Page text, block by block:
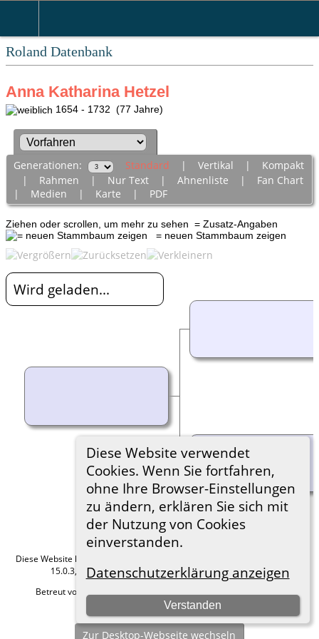
Roland Datenbank
Diese Website verwendet
Cookies. Wenn Sie fortfahren,
ohne Ihre Browser-Einstellungen
zu ändern, erklären Sie sich mit
der Nutzung von Cookies
einverstanden.
Datenschutzerklärung anzeigen
Verstanden
Anna Katharina Hetzel
1654 - 1732 (77 Jahre)
Generationen: Standard | Vertikal | Kompakt
| Rahmen | Nur Text| Ahnenliste | Fan Chart
| Medien | Karte | PDF
Ziehen oder scrollen, um mehr zu sehen = Zusatz-Angaben
= neuen Stammbaum zeigen
Wird geladen...
Diese Website läuft mit
15.0.3, programmiert von Darrin Lythgoe © 2001-2026.
Betreut von
Hier geht es zum Impressum
Zur Desktop-Webseite wechseln